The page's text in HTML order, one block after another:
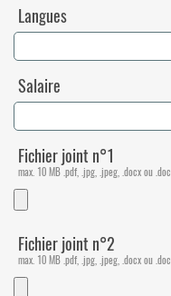
Langues
Salaire
Fichier joint n°1
max. 10 MB .pdf, .jpg, .jpeg, .docx ou .doc
Fichier joint n°2
max. 10 MB .pdf, .jpg, .jpeg, .docx ou .doc